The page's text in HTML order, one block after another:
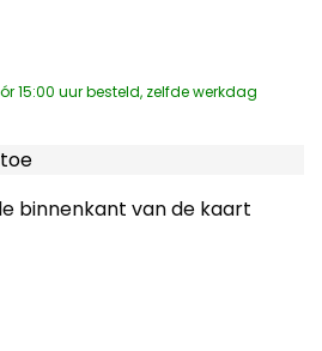
15:00 uur besteld, zelfde werkdag
binnenkant van de kaart